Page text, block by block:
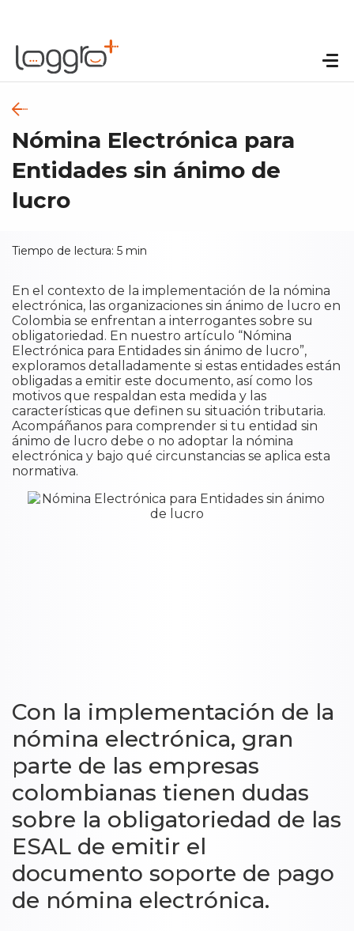
Nómina Electrónica para
Entidades sin ánimo de
lucro
Tiempo de lectura: 5 min
En el contexto de la implementación de la nómina
electrónica, las organizaciones sin ánimo de lucro en
Colombia se enfrentan a interrogantes sobre su
obligatoriedad. En nuestro artículo “Nómina
Electrónica para Entidades sin ánimo de lucro”,
exploramos detalladamente si estas entidades están
obligadas a emitir este documento, así como los
motivos que respaldan esta medida y las
características que definen su situación tributaria.
Acompáñanos para comprender si tu entidad sin
ánimo de lucro debe o no adoptar la nómina
electrónica y bajo qué circunstancias se aplica esta
normativa.
Con la implementación de la
nómina electrónica, gran
parte de las empresas
colombianas tienen dudas
sobre la obligatoriedad de las
ESAL de emitir el
documento soporte de pago
de nómina electrónica.